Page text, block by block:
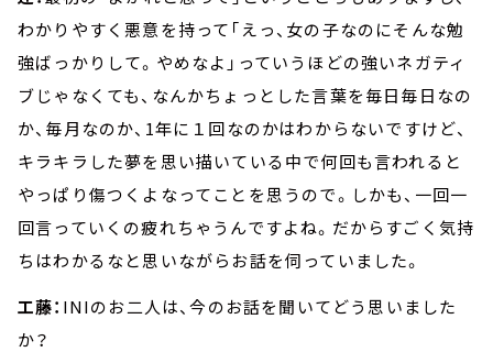
わかりやすく悪意を持って「えっ、女の子なのにそんな勉
強ばっかりして。やめなよ」っていうほどの強いネガティ
ブじゃなくても、なんかちょっとした言葉を毎日毎日なの
か、毎月なのか、1年に１回なのかはわからないですけど、
キラキラした夢を思い描いている中で何回も言われると
やっぱり傷つくよなってことを思うので。しかも、一回一
回言っていくの疲れちゃうんですよね。だからすごく気持
ちはわかるなと思いながらお話を伺っていました。
工藤： INIのお二人は、今のお話を聞いてどう思いました
か？